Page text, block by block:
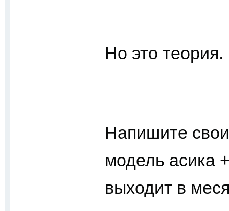
Но это
Напишите
модель асика
выходит в